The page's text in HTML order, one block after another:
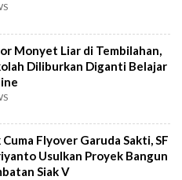
Monyet Liar di Tembilahan,
Diliburkan Diganti Belajar
Cuma Flyover Garuda Sakti, SF
Usulkan Proyek Bangun
Siak V